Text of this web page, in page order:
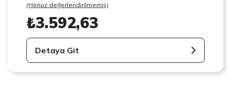
(Henüz değerlendirilmemiş)
₺3.592,63
Detaya Git